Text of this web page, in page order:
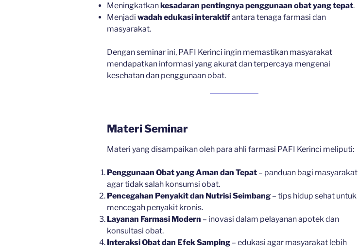
Meningkatkankesadaran pentingnya penggunaan obat yang tepat.
Menjadi wadah edukasi interaktifantara tenaga farmasi dan
masyarakat.
Dengan seminar ini, PAFI Kerinci ingin memastikan masyarakat
mendapatkan informasi yang akurat dan terpercaya mengenai
kesehatan dan penggunaan obat.
Materi Seminar
Materi yang disampaikan oleh para ahli farmasi PAFI Kerinci meliputi:
Penggunaan Obat yang Aman dan Tepat – panduan bagi masyarakat
agar tidak salah konsumsi obat.
Pencegahan Penyakit dan Nutrisi Seimbang – tips hidup sehat untuk
mencegah penyakit kronis.
Layanan Farmasi Modern – inovasi dalam pelayanan apotek dan
konsultasi obat.
Interaksi Obat dan Efek Samping – edukasi agar masyarakat lebih